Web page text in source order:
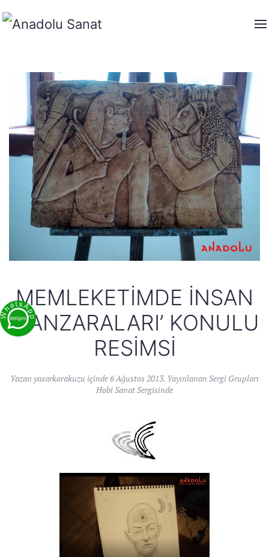
MEMLEKETIMDE İNSAN
MANZARALARI’ KONULU
RESIMSI
Yazan yasarkarakuzu içinde6 Ağustos 2013. Yayınlanan Sergi Grupları
Hobi Sanat Sergisinde